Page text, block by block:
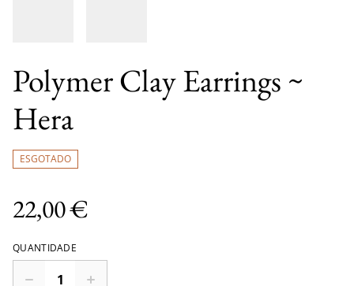
Polymer Clay Earrings ~
Hera
ESGOTADO
22,00 €
QUANTIDADE